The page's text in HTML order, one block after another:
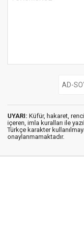
UYARI: Küfür, hakaret,
içeren, imla kuralları ile
Türkçe karakter
onaylanmamaktadır.